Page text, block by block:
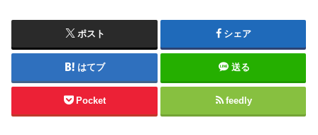
ポスト シェア
はてブ 送る
Pocket feedly